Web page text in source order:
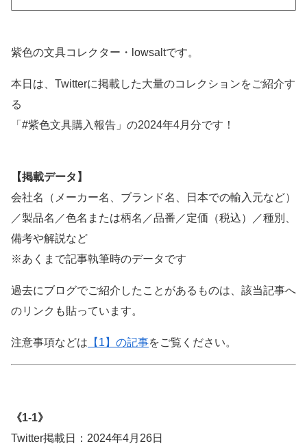
紫色の文具コレクター・lowsaltです。
本日は、Twitterに掲載した大量のコレクションをご紹介す
る
「#紫色文具購入報告」の2024年4月分です！
【掲載データ】
会社名（メーカー名、ブランド名、日本での輸入元など）
／製品名／色名または柄名／品番／定価（税込）／種別、
備考や解説など
※あくまで記事執筆時のデータです
過去にブログでご紹介したことがあるものは、該当記事へ
のリンクも貼っています。
注意事項などは 【1】の記事をご覧ください。
《1-1》
Twitter掲載日：2024年4月26日